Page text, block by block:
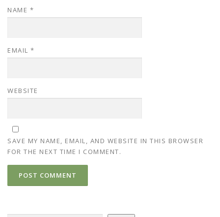
NAME *
EMAIL *
WEBSITE
SAVE MY NAME, EMAIL, AND WEBSITE IN THIS BROWSER
FOR THE NEXT TIME I COMMENT.